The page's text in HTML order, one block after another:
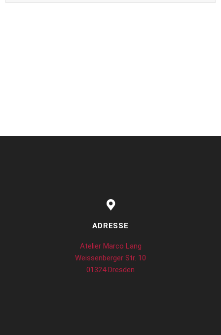
ADRESSE
Atelier Marco Lang
Weissenberger Str. 10
01324 Dresden